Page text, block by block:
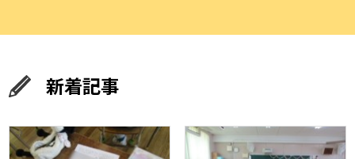
新着記事